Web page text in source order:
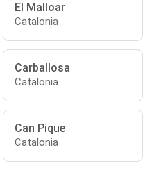
El Malloar
Catalonia
Carballosa
Catalonia
Can Pique
Catalonia